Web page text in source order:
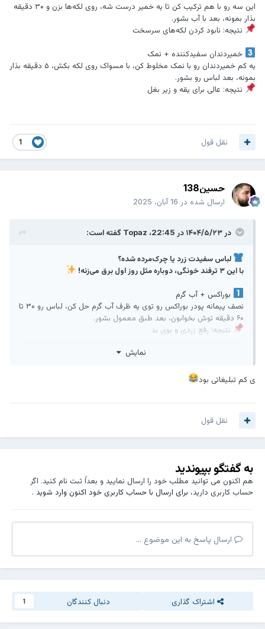
این سه رو با هم ترکیب کن تا یه خمیر درست شه، روی لکه‌ها بزن و ۳۰ دقیقه
بذار بمونه، بعد با آب بشور.
نتیجه: نابود کردن لکه‌های سرسخت
خمیردندان سفیدکننده + نمک
یه کم خمیردندان رو با نمک مخلوط کن، با مسواک روی لکه بکش، ۵ دقیقه بذار
بمونه، بعد لباس رو بشور.
نتیجه: عالی برای یقه و زیر بغل
نقل قول
حسین138
ارسال شده در 16 آبان، 2025
در ۱۴۰۴/۵/۲۳ در 22:45، Topazگفته است:
لباس سفیدت زرد یا چرک‌مرده شده؟
با این ۳ ترفند خونگی، دوباره مثل روز اول برق می‌زنه!
بوراکس + آب گرم
نصف پیمانه پودر بوراکس رو توی یه ظرف آب گرم حل کن، لباس رو ۳۰ تا
۶۰ دقیقه توش بخوابون، بعد طبق معمول بشور.
نتیجه: رفع زردی و بوی بد
کرم تارتار + جوش‌شیرین + آب‌اکسیژنه
دقیقه بذار بمونه، بعد با آب بشور.
دقیقه بذار بمونه، بعد لباس رو بشور.
نمایش
ی کم تبلیغاتی بود
نقل قول
به گفتگو بپیوندید
هم اکنون می توانید مطلب خود را ارسال نمایید و بعداً ثبت نام کنید. اگر
حساب کاربری دارید، برای ارسال با حساب کاربری خود اکنون وارد شوید.
ارسال پاسخ به این موضوع ...
اشتراک گذاری دنبال کنندگان